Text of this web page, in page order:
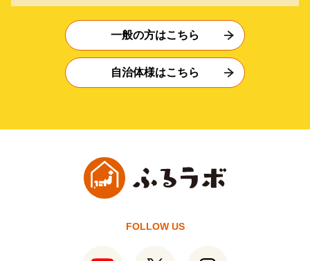
一般の方はこちら
自治体様はこちら
FOLLOW US